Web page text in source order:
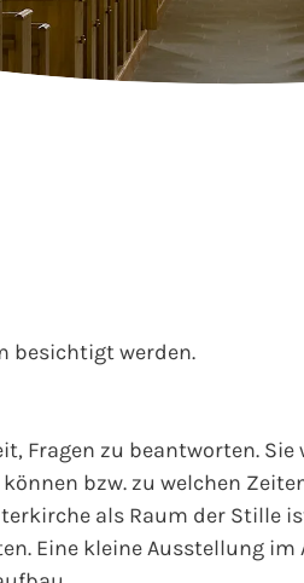
besichtigt werden.
Fragen zu beantworten. Sie
bzw. zu welchen
als Raum der Stille
Eine kleine Ausstellung im